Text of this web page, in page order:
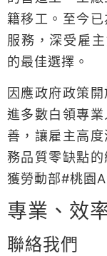
籍移工。至今
服務，深受雇
的最佳選擇。
因應政府政策
進多數白領專
善，讓雇主高
務品質零缺點
獲勞動部#桃園
專業、效
聯絡我們